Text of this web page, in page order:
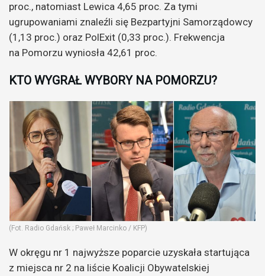
proc., natomiast Lewica 4,65 proc. Za tymi
ugrupowaniami znaleźli się Bezpartyjni Samorządowcy
(1,13 proc.) oraz PolExit (0,33 proc.). Frekwencja
na Pomorzu wyniosła 42,61 proc.
KTO WYGRAŁ WYBORY NA POMORZU?
(Fot. Radio Gdańsk ; Paweł Marcinko / KFP)
W okręgu nr 1 najwyższe poparcie uzyskała startująca
z miejsca nr 2 na liście Koalicji Obywatelskiej